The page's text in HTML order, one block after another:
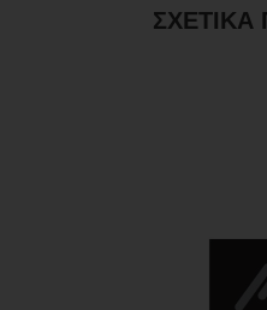
ΣΧΕΤΙΚΆ